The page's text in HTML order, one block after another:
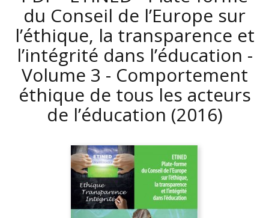
du Conseil de l’Europe sur
l’éthique, la transparence et
l’intégrité dans l’éducation -
Volume 3 - Comportement
éthique de tous les acteurs
de l’éducation (2016)